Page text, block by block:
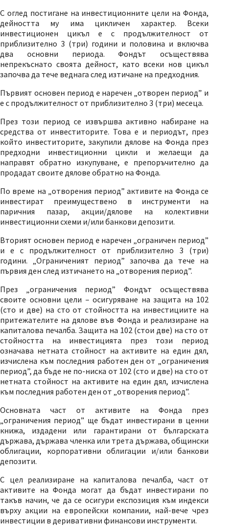
С оглед постигане на инвестиционните цели на Фонда,
дейността му има цикличен характер. Всеки
инвестиционен цикъл е с продължителност от
приблизително 3 (три) години и половина и включва
два основни периода. Фондът осъществява
непрекъснато своята дейност, като всеки нов цикъл
започва да тече веднага след изтичане на предходния.
Първият основен период е наречен „отворен период” и
е с продължителност от приблизително 3 (три) месеца.
През този период се извършва активно набиране на
средства от инвеститорите. Това е и периодът, през
който инвеститорите, закупили дялове на Фонда през
предходни инвестиционни цикли и желаещи да
направят обратно изкупуване, е препоръчително да
продадат своите дялове обратно на Фонда.
По време на „отворения период” активите на Фонда се
инвестират преимуществено в инструменти на
паричния пазар, акции/дялове на колективни
инвестиционни схеми и/или банкови депозити.
Вторият основен период е наречен „ограничен период”
и е с продължителност от приблизително 3 (три)
години. „Ограниченият период” започва да тече на
първия ден след изтичането на „отворения период”.
През „ограничения период” Фондът осъществява
своите основни цели – осигуряване на защита на 102
(сто и две) на сто от стойността на инвестициите на
притежателите на дялове във Фонда и реализиране на
капиталова печалба. Защита на 102 (стои две) на сто от
стойността на инвестицията през този период
означава нетната стойност на активите на един дял,
изчислена към последния работен ден от „ограничения
период”, да бъде не по-ниска от 102 (сто и две) на сто от
нетната стойност на активите на един дял, изчислена
към последния работен ден от „отворения период”.
Основната част от активите на Фонда през
„ограничения период” ще бъдат инвестирани в ценни
книжа, издадени или гарантирани от българската
държава, държава членка или трета държава, общински
облигации, корпоративни облигации и/или банкови
депозити.
С цел реализиране на капиталова печалба, част от
активите на Фонда могат да бъдат инвестирани по
такъв начин, че да се осигури експозиция към индекси
върху акции на европейски компании, най-вече чрез
инвестиции в деривативни финансови инструменти.